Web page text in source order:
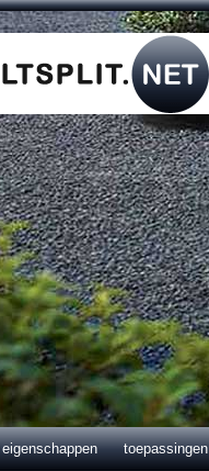
eigenschappen toepassingen